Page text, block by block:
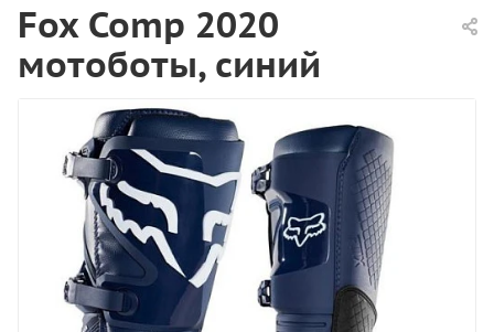
Fox Comp 2020
мотоботы, синий